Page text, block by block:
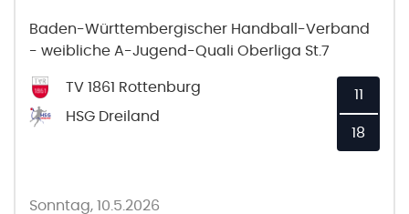
Baden-Württembergischer Handball-Verband
- weibliche A-Jugend-Quali Oberliga St.7
TV 1861 Rottenburg
HSG Dreiland
11
18
Sonntag, 10.5.2026